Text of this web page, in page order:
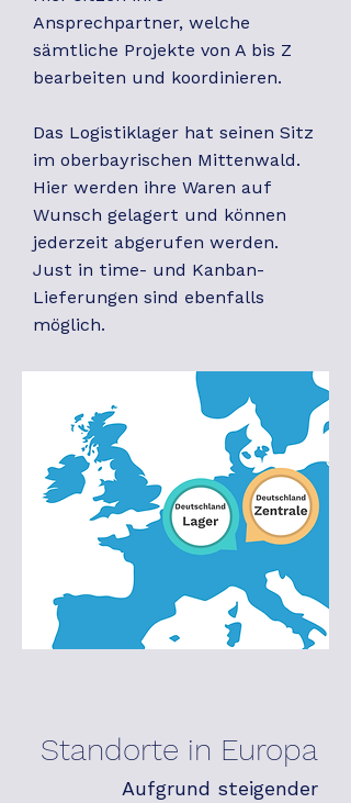
Ansprechpartner, welche
sämtliche Projekte von A bis Z
bearbeiten und koordinieren.
Das Logistiklager hat seinen Sitz
im oberbayrischen Mittenwald.
Hier werden ihre Waren auf
Wunsch gelagert und können
jederzeit abgerufen werden.
Just in time- und Kanban-
Lieferungen sind ebenfalls
möglich.
Standorte in Europa
Aufgrund steigender